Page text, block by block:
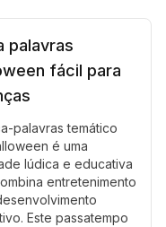
palavras
fácil para
palavras temático
é uma
lúdica e educativa
entretenimento
Este passatempo